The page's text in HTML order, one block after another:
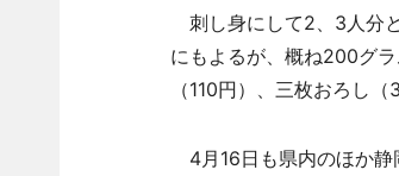
刺し身にして2、3人分
にもよるが、概ね200グ
（110円）、三枚おろし
4月16日も県内のほか静